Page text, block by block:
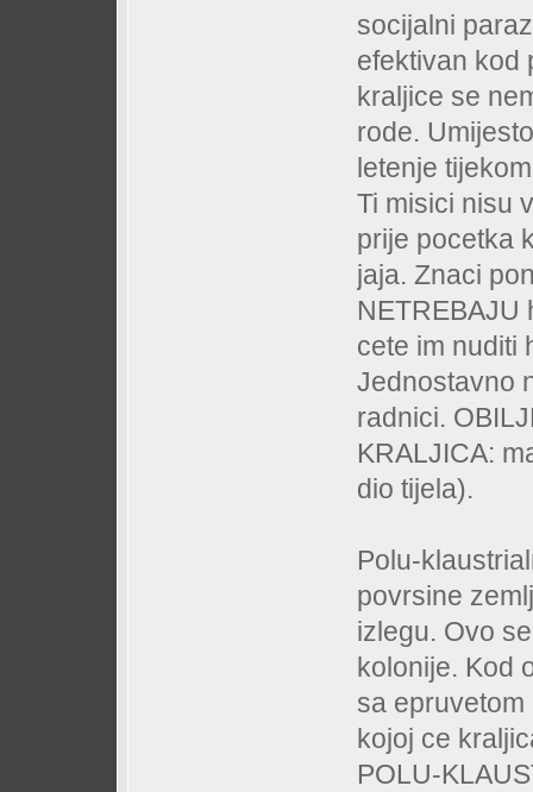
socijalni
efektivan kod
kraljice se
rode.
letenje
Ti misici nisu
prije pocetka
jaja. Znaci
NETREBAJU
cete im nuditi
Jednostavno
radnici.
KRALJICA:
dio tijela).
Polu-
povrsine
izlegu. Ovo
kolonije. Kod
sa
kojoj ce
POLU-